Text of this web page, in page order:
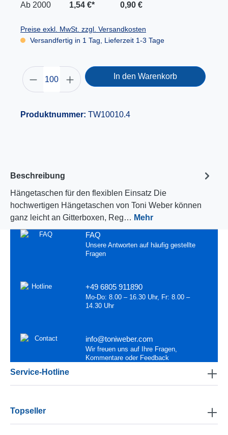
Ab 2000 1,54 €* 0,90 €
Preise exkl. MwSt. zzgl. Versandkosten
Versandfertig in 1 Tag, Lieferzeit 1-3 Tage
In den Warenkorb
Produktnummer: TW10010.4
Beschreibung
Hängetaschen für den flexiblen Einsatz Die
hochwertigen Hängetaschen von Toni Weber können
ganz leicht an Gitterboxen, Reg… Mehr
FAQ
Unsere Antworten auf häufig gestellte
Fragen
+49 6805 911890
Mo-Do: 8.00 – 16.30 Uhr, Fr: 8.00 –
14.30 Uhr
info@toniweber.com
Wir freuen uns auf Ihre Fragen,
Kommentare oder Feedback
Service-Hotline
Topseller